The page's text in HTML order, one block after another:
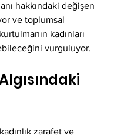
hakkındaki değişen
ve toplumsal
kadınları
vurguluyor.
zarafet ve